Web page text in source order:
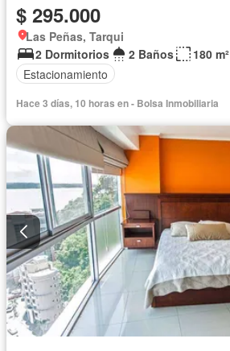
$ 295.000
Las Peñas, Tarqui
2 Dormitorios
2 Baños
180 m²
Estacionamiento
Hace 3 días, 10 horas en - Bolsa Inmobiliaria